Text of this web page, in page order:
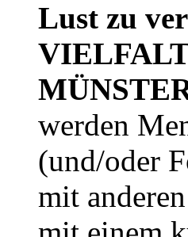
Lust zu
werden
(und/oder
mit